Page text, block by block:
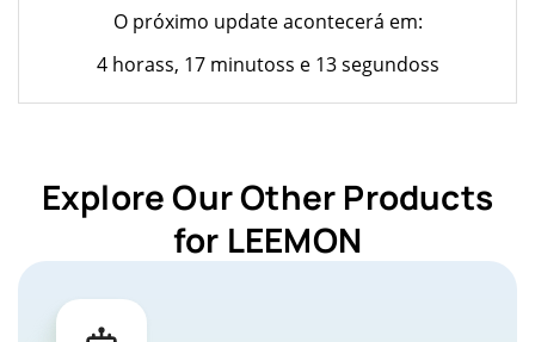
O próximo update acontecerá em:
4 horass, 17 minutoss e 13 segundoss
Explore Our Other Products
for LEEMON